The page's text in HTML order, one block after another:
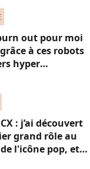
out pour moi
à ces robots
hyper
: j’ai découvert
grand rôle au
l'icône pop, et
OVNI